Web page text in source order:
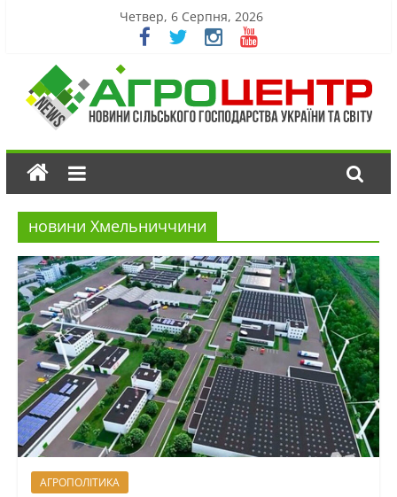
Четвер, 6 Серпня, 2026
новини Хмельниччини
АГРОПОЛІТИКА